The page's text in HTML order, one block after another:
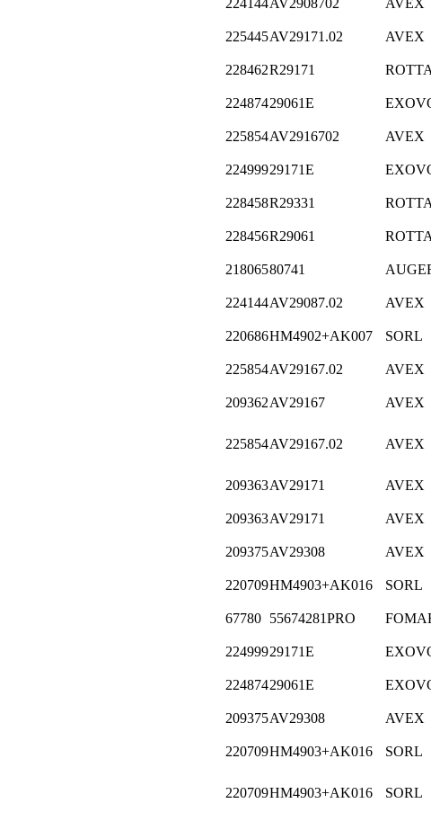
225445AV29171.02 AVEX
228462R29171 ROTTA
22487429061E
225854AV2916702 AVEX
22499929171E
228458R29331 ROTTA
228456R29061 ROTTA
21806580741
224144AV29087.02 AVEX
220686HM4902+AK007 SORL
225854AV29167.02 AVEX
209362AV29167 AVEX
225854AV29167.02 AVEX
209363AV29171 AVEX
209363AV29171 AVEX
209375AV29308 AVEX
220709HM4903+AK016 SORL
67780 55674281PRO
22499929171E
22487429061E
209375AV29308 AVEX
220709HM4903+AK016 SORL
220709HM4903+AK016 SORL